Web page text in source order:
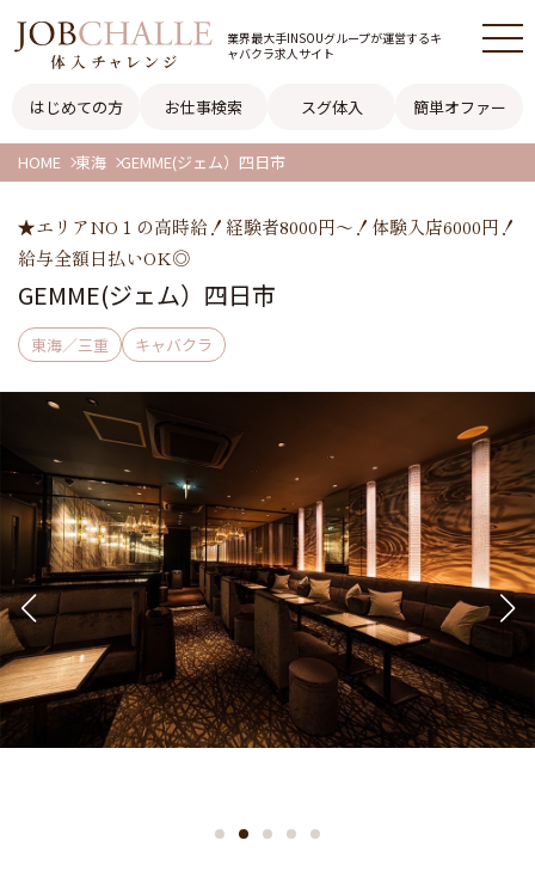
業界最大手INSOUグループが運営するキ
ャバクラ求人サイト
はじめての方 お仕事検索 スグ体入 簡単オファー
HOME 東海 GEMME(ジェム）四日市
★エリアNO１の高時給！経験者8000円～！体験入店6000円！
給与全額日払いOK◎
GEMME(ジェム）四日市
東海／三重 キャバクラ